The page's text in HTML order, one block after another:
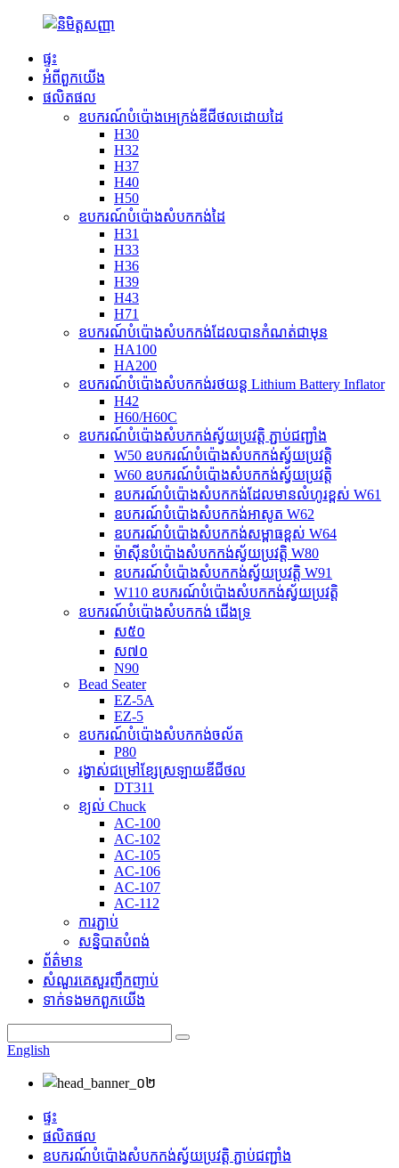
ផ្ទះ
អំពី​ពួក​យើង
ផលិតផល
ឧបករណ៍បំប៉ោងអេក្រង់ឌីជីថលដោយដៃ
H30
H32
H37
H40
H50
ឧបករណ៍បំប៉ោងសំបកកង់ដៃ
H31
H33
H36
H39
H43
H71
ឧបករណ៍បំប៉ោងសំបកកង់ដែលបានកំណត់ជាមុន
HA100
HA200
ឧបករណ៍បំប៉ោងសំបកកង់រថយន្ត Lithium Battery Inflator
H42
H60/H60C
ឧបករណ៍បំប៉ោងសំបកកង់ស្វ័យប្រវត្តិ ភ្ជាប់ជញ្ជាំង
W50 ឧបករណ៍បំប៉ោងសំបកកង់ស្វ័យប្រវត្តិ
W60 ឧបករណ៍បំប៉ោងសំបកកង់ស្វ័យប្រវត្តិ
ឧបករណ៍បំប៉ោងសំបកកង់ដែលមានលំហូរខ្ពស់ W61
ឧបករណ៍បំប៉ោងសំបកកង់អាសូត W62
ឧបករណ៍បំប៉ោងសំបកកង់សម្ពាធខ្ពស់ W64
ម៉ាស៊ីនបំប៉ោងសំបកកង់ស្វ័យប្រវត្តិ W80
ឧបករណ៍បំប៉ោងសំបកកង់ស្វ័យប្រវត្តិ W91
W110 ឧបករណ៍បំប៉ោងសំបកកង់ស្វ័យប្រវត្តិ
ឧបករណ៍បំប៉ោងសំបកកង់ ជើងទ្រ
ស៥០
ស៧០
N90
Bead Seater
EZ-5A
EZ-5
ឧបករណ៍បំប៉ោងសំបកកង់ចល័ត
P80
រង្វាស់ជម្រៅខ្សែស្រឡាយឌីជីថល
DT311
ខ្យល់ Chuck
AC-100
AC-102
AC-105
AC-106
AC-107
AC-112
ការភ្ជាប់
សន្និបាតបំពង់
ព័ត៌មាន
សំណួរគេសួរញឹកញាប់
ទាក់ទង​មក​ពួក​យើង
English
ផ្ទះ
ផលិតផល
ឧបករណ៍បំប៉ោងសំបកកង់ស្វ័យប្រវត្តិ ភ្ជាប់ជញ្ជាំង